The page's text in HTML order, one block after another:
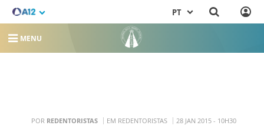
PT
MENU
POR REDENTORISTAS EM REDENTORISTAS 28 JAN 2015 - 10H30